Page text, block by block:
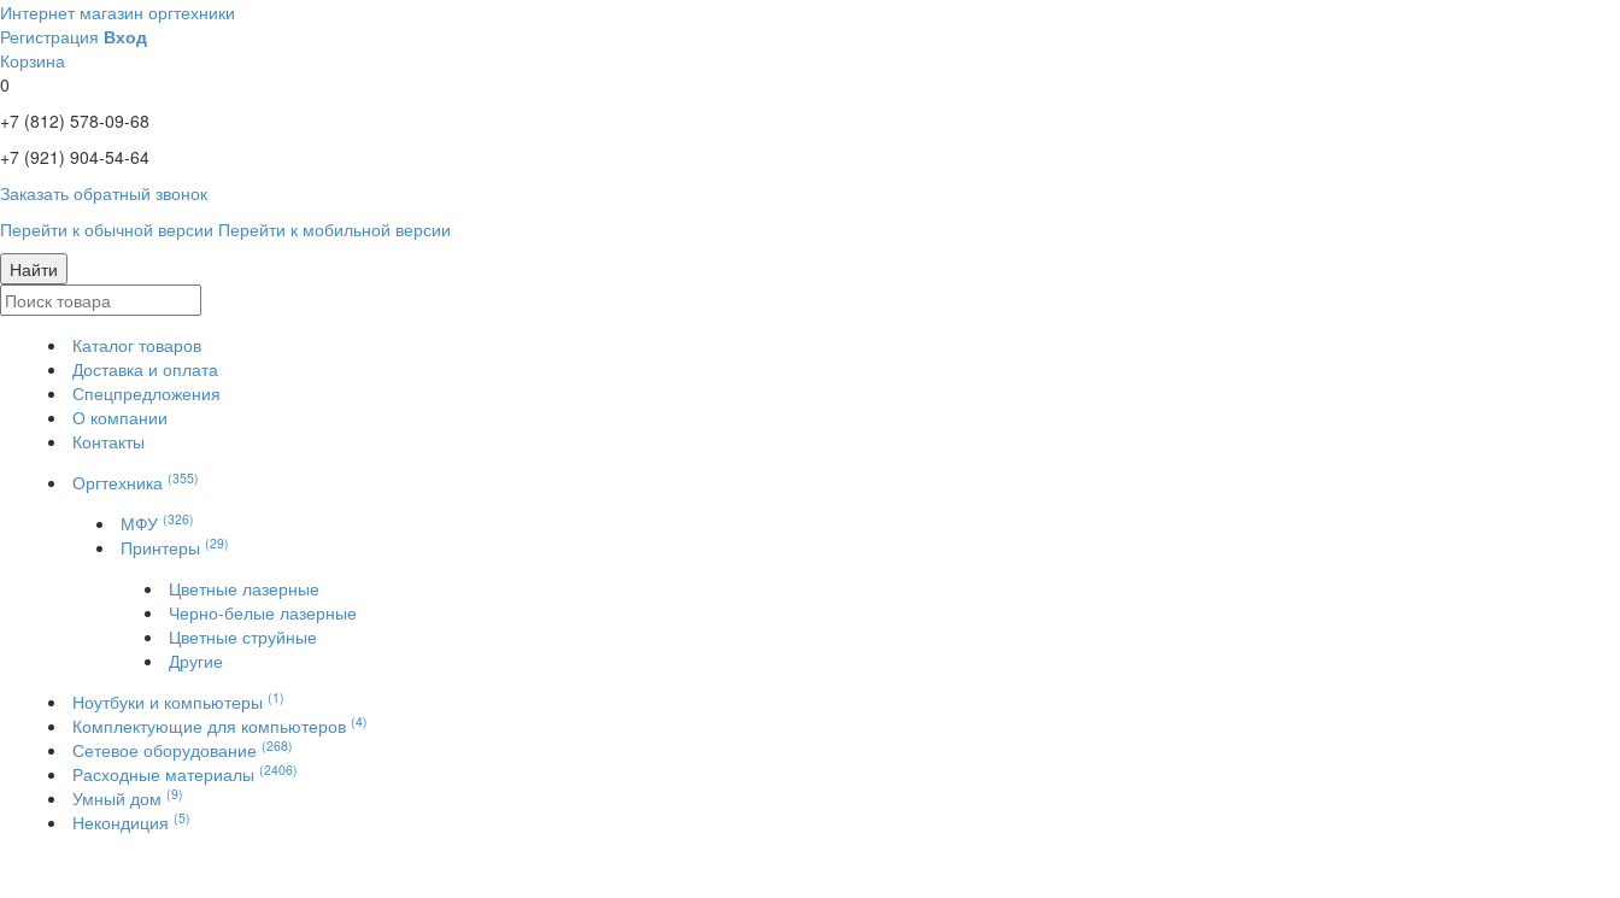
Интернет магазин оргтехники
Регистрация Вход
Корзина
0
+7 (812) 578-09-68
+7 (921) 904-54-64
Заказать обратный звонок
Перейти к обычной версии Перейти к мобильной версии
Найти
Каталог товаров
Доставка и оплата
Спецпредложения
О компании
Контакты
Оргтехника (355)
МФУ (326)
Принтеры (29)
Цветные лазерные
Черно-белые лазерные
Цветные струйные
Другие
Ноутбуки и компьютеры (1)
Комплектующие для компьютеров (4)
Сетевое оборудование (268)
Расходные материалы (2406)
Умный дом (9)
Некондиция (5)